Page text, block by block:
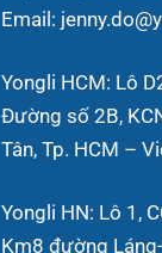
Email:
Yongli HCM: Lô
Đường số 2B,
Tân, Tp. HCM –
Yongli HN: Lô 1,
Km8 đường